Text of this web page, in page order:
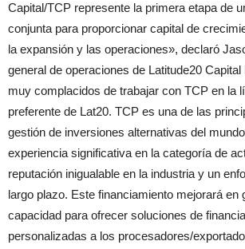
Capital/TCP represente la primera etapa de
conjunta para proporcionar capital de
la expansión y las operaciones», declaró
general de operaciones de Latitude20
muy complacidos de trabajar con TCP en la
preferente de Lat20. TCP es una de las
gestión de inversiones alternativas del
experiencia significativa en la categoría de
reputación inigualable en la industria y un
largo plazo. Este financiamiento mejorará en
capacidad para ofrecer soluciones de
personalizadas a los procesadores/